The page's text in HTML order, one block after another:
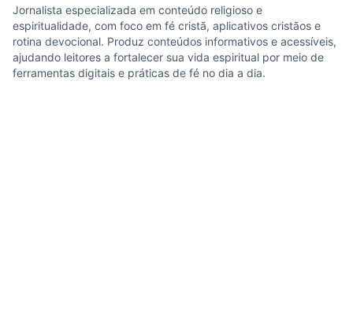
Jornalista especializada em conteúdo religioso e
espiritualidade, com foco em fé cristã, aplicativos cristãos e
rotina devocional. Produz conteúdos informativos e acessíveis,
ajudando leitores a fortalecer sua vida espiritual por meio de
ferramentas digitais e práticas de fé no dia a dia.